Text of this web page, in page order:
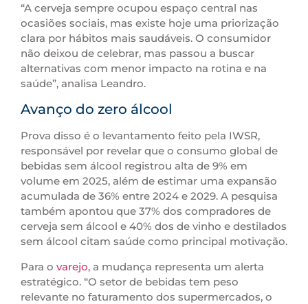
“A cerveja sempre ocupou espaço central nas
ocasiões sociais, mas existe hoje uma priorização
clara por hábitos mais saudáveis. O consumidor
não deixou de celebrar, mas passou a buscar
alternativas com menor impacto na rotina e na
saúde”, analisa Leandro.
Avanço do zero álcool
Prova disso é o levantamento feito pela IWSR,
responsável por revelar que o consumo global de
bebidas sem álcool registrou alta de 9% em
volume em 2025, além de estimar uma expansão
acumulada de 36% entre 2024 e 2029. A pesquisa
também apontou que 37% dos compradores de
cerveja sem álcool e 40% dos de vinho e destilados
sem álcool citam saúde como principal motivação.
Para o varejo, a mudança representa um alerta
estratégico. “O setor de bebidas tem peso
relevante no faturamento dos supermercados, o